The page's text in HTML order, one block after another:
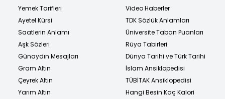
Yemek Tarifleri
Ayetel Kürsi
Saatlerin Anlamı
Aşk Sözleri
Günaydın Mesajları
Gram Altın
Çeyrek Altın
Yarım Altın
Video Haberler
TDK Sözlük Anlamları
Üniversite Taban Puanları
Rüya Tabirleri
Dünya Tarihi ve Türk Tarihi
İslam Ansiklopedisi
TÜBİTAK Ansiklopedisi
Hangi Besin Kaç Kalori